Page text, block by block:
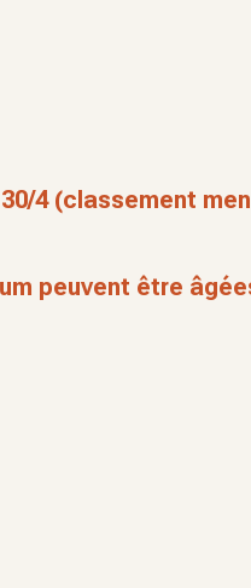
4 (classement
peuvent être